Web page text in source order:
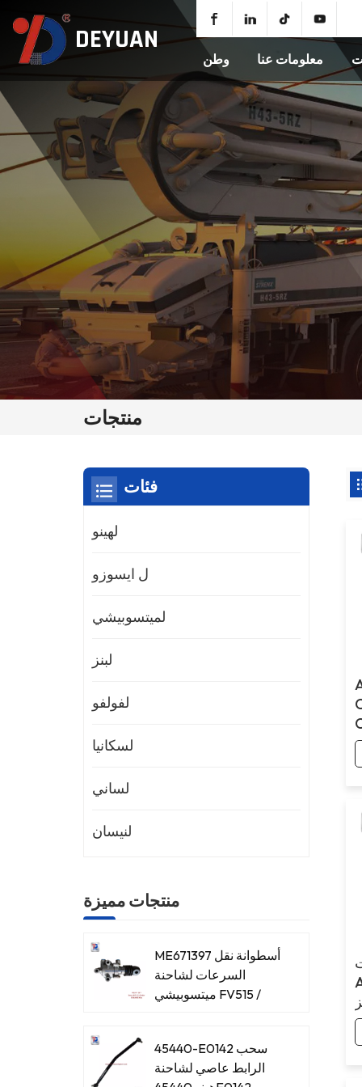
DEYUAN
وطن معلومات عنا
منتجات
فئات
لهينو
ل ايسوزو
لميتسوبيشي
لبنز
لفولفو
لسكانيا
لساني
لنيسان
منتجات مميزة
ME671397 أسطوانة نقل
السرعات لشاحنة
ميتسوبيشي FV515 /
45440-E0142 سحب
الرابط عاصي لشاحنة